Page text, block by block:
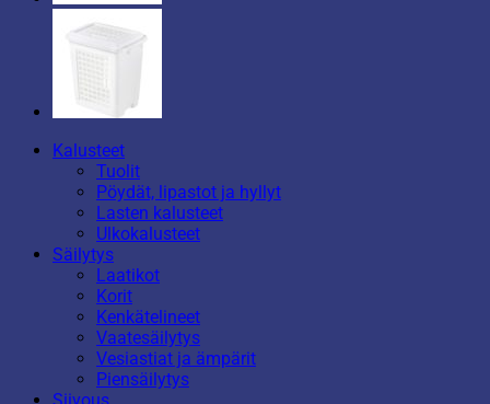
Kalusteet
Tuolit
Pöydät, lipastot ja hyllyt
Lasten kalusteet
Ulkokalusteet
Säilytys
Laatikot
Korit
Kenkätelineet
Vaatesäilytys
Vesiastiat ja ämpärit
Piensäilytys